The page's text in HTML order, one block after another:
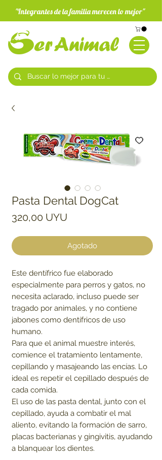
"Integrantes de la familia merecen lo mejor"
Pasta Dental DogCat
320,00 UYU
Agotado
Este dentífrico fue elaborado
especialmente para perros y gatos, no
necesita aclarado, incluso puede ser
tragado por animales, y no contiene
jabones como dentífricos de uso
humano.
Para que el animal muestre interés,
comience el tratamiento lentamente,
cepillando y masajeando las encías. Lo
ideal es repetir el cepillado después de
cada comida.
El uso de las pasta dental, junto con el
cepillado, ayuda a combatir el mal
aliento, evitando la formación de sarro,
placas bacterianas y gingivitis, ayudando
a blanquear los dientes.